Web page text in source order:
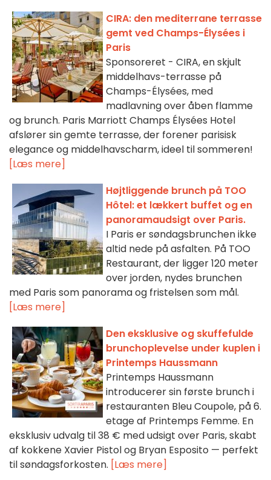
CIRA: den mediterrane terrasse
gemt ved Champs-Élysées i
Paris
Sponsoreret - CIRA, en skjult
middelhavs-terrasse på
Champs-Élysées, med
madlavning over åben flamme
og brunch. Paris Marriott Champs Élysées Hotel
afslører sin gemte terrasse, der forener parisisk
elegance og middelhavscharm, ideel til sommeren!
[Læs mere]
Højtliggende brunch på TOO
Hôtel: et lækkert buffet og en
panoramaudsigt over Paris.
I Paris er søndagsbrunchen ikke
altid nede på asfalten. På TOO
Restaurant, der ligger 120 meter
over jorden, nydes brunchen
med Paris som panorama og fristelsen som mål.
[Læs mere]
Den eksklusive og skuffefulde
brunchoplevelse under kuplen i
Printemps Haussmann
Printemps Haussmann
introducerer sin første brunch i
restauranten Bleu Coupole, på 6.
etage af Printemps Femme. En
eksklusiv udvalg til 38 € med udsigt over Paris, skabt
af kokkene Xavier Pistol og Bryan Esposito — perfekt
til søndagsforkosten. [Læs mere]